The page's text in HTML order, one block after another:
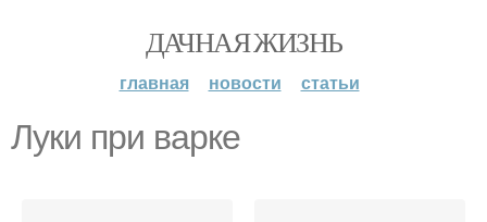
ДАЧНАЯ ЖИЗНЬ
главная новости статьи
Луки при варке